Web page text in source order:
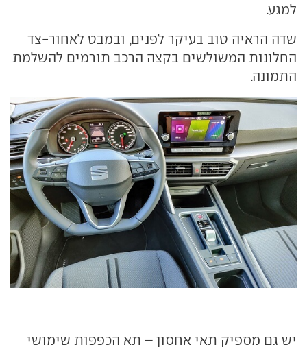
למגע.
שדה הראיה טוב בעיקר לפנים, ובמבט לאחור-צד
החלונות המשולשים בקצה הרכב תורמים להשלמת
התמונה.
יש גם מספיק תאי אחסון – תא הכפפות שימושי